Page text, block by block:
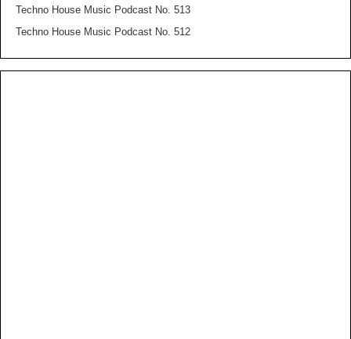
Techno House Music Podcast No. 513
Techno House Music Podcast No. 512